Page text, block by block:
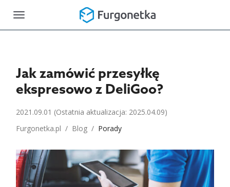
Toggle
Jak zamówić przesyłkę
ekspresowo z DeliGoo?
2021.09.01 (Ostatnia aktualizacja: 2025.04.09)
Furgonetka.pl / Blog / Porady